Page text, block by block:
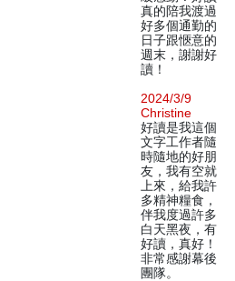
真的陪我渡過
好多個通勤的
日子跟愜意的
週末，謝謝好
讀！
2024/3/9
Christine
好讀是我這個
文字工作者隨
時隨地的好朋
友，我有空就
上來，給我許
多精神糧食，
伴我度過許多
白天黑夜，有
好讀，真好！
非常感謝幕後
團隊。